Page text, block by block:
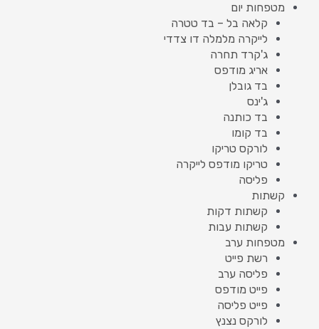
מטפחות יום
קלאה בל – בד טטרה
לייקרה מלמלה דו צדדי
ג'קרד תחרה
אריג מודפס
בד גובלן
ג'ינס
בד כותנה
בד קומו
לורקס טריקו
טריקו מודפס לייקרה
פליסה
קשתות
קשתות דקות
קשתות עבות
מטפחות ערב
רשת פייט
פליסה ערב
פייט מודפס
פייט פליסה
לורקס נצנץ